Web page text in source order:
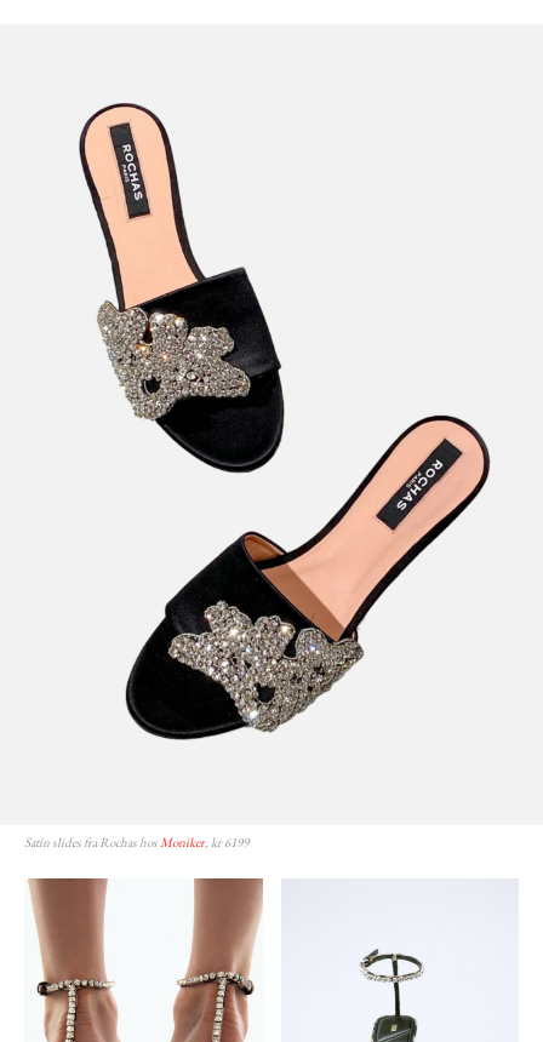
Satin slides fra Rochas hosMoniker, kr 6199